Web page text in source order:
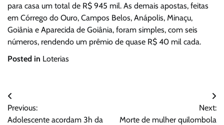
para casa um total de R$ 945 mil. As demais apostas, feitas
em Córrego do Ouro, Campos Belos, Anápolis, Minaçu,
Goiânia e Aparecida de Goiânia, foram simples, com seis
números, rendendo um prêmio de quase R$ 40 mil cada.
Posted in Loterias
Navegação
de
Previous:
Adolescente acordam 3h da
Next:
Morte de mulher quilombola